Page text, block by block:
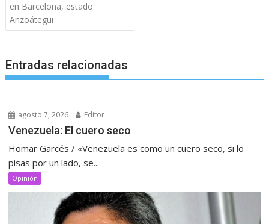
en Barcelona, estado
Anzoátegui
Entradas relacionadas
agosto 7, 2026 Editor
Venezuela: El cuero seco
Homar Garcés / «Venezuela es como un cuero seco, si lo
pisas por un lado, se...
Opinión